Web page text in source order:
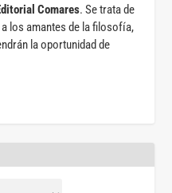
Comares. Se trata de
los amantes de la filosofía,
la oportunidad de